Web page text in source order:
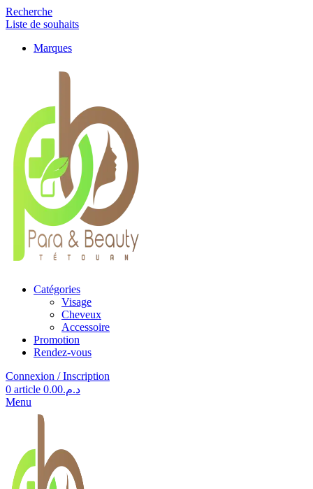
Recherche
Liste de souhaits
Marques
Catégories
Visage
Cheveux
Accessoire
Promotion
Rendez-vous
Connexion / Inscription
0 article د.م.0.00
Menu